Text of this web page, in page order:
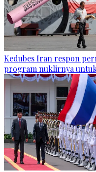
Kedubes Iran respon
program nuklirnya